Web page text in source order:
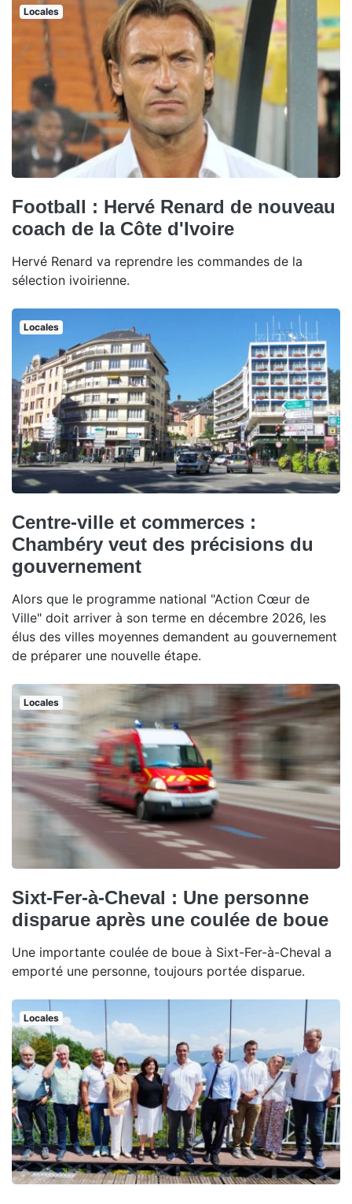
Locales
Football : Hervé Renard de nouveau
coach de la Côte d'Ivoire
Hervé Renard va reprendre les commandes de la
sélection ivoirienne.
Locales
Centre-ville et commerces :
Chambéry veut des précisions du
gouvernement
Alors que le programme national "Action Cœur de
Ville" doit arriver à son terme en décembre 2026, les
élus des villes moyennes demandent au gouvernement
de préparer une nouvelle étape.
Locales
Sixt-Fer-à-Cheval : Une personne
disparue après une coulée de boue
Une importante coulée de boue à Sixt-Fer-à-Cheval a
emporté une personne, toujours portée disparue.
Locales